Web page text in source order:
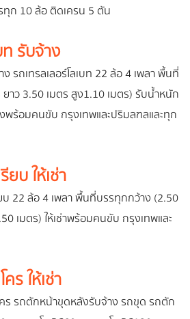
ก 10 ล้อ ติดเครน 5 ตัน
ท รับจ้าง
รถเทรลเลอร์โลเบท 22 ล้อ 4 เพลา พื้นที่
าว 3.50 เมตร สูง1.10 เมตร) รับน้ำหนัก
ร้อมคนขับ กรุงเทพและปริมลฑลและทุก
ยบ ให้เช่า
ยบ 22 ล้อ 4 เพลา พื้นที่บรรทุกกว้าง (2.50
เมตร) ให้เช่าพร้อมคนขับ กรุงเทพและ
ร ให้เช่า
คร รถตักหน้าขุดหลังรับจ้าง รถขุด รถตัก